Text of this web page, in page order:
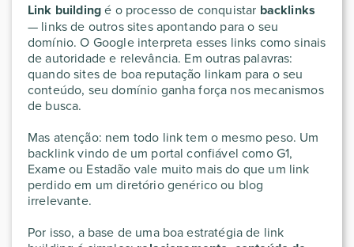
Link buildingé o processo de conquistar backlinks
— links de outros sites apontando para o seu
domínio. O Google interpreta esses links como sinais
de autoridade e relevância. Em outras palavras:
quando sites de boa reputação linkam para o seu
conteúdo, seu domínio ganha força nos mecanismos
de busca.
Mas atenção: nem todo link tem o mesmo peso. Um
backlink vindo de um portal confiável como G1,
Exame ou Estadão vale muito mais do que um link
perdido em um diretório genérico ou blog
irrelevante.
Por isso, a base de uma boa estratégia de link